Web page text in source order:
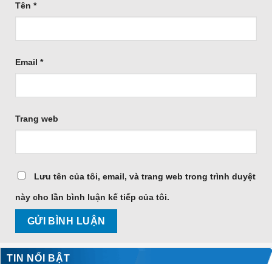
Tên *
Email *
Trang web
Lưu tên của tôi, email, và trang web trong trình duyệt
này cho lần bình luận kế tiếp của tôi.
TIN NỔI BẬT